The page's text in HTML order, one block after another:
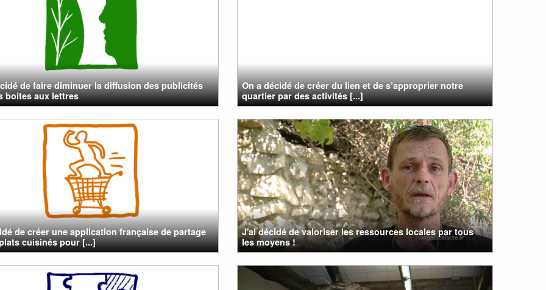
de faire diminuer la diffusion des publicités
boites aux lettres
On a décidé de créer du lien et de s’approprier notre
quartier par des activités [...]
de créer une application française de partage
cuisinés pour [...]
J'ai décidé de valoriser les ressources locales par tous
les moyens !